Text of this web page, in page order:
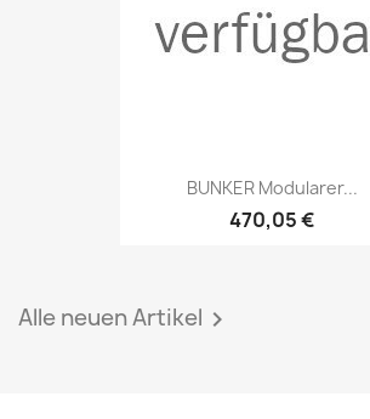
BUNKER Modularer...
470,05 €
Alle neuen Artikel 